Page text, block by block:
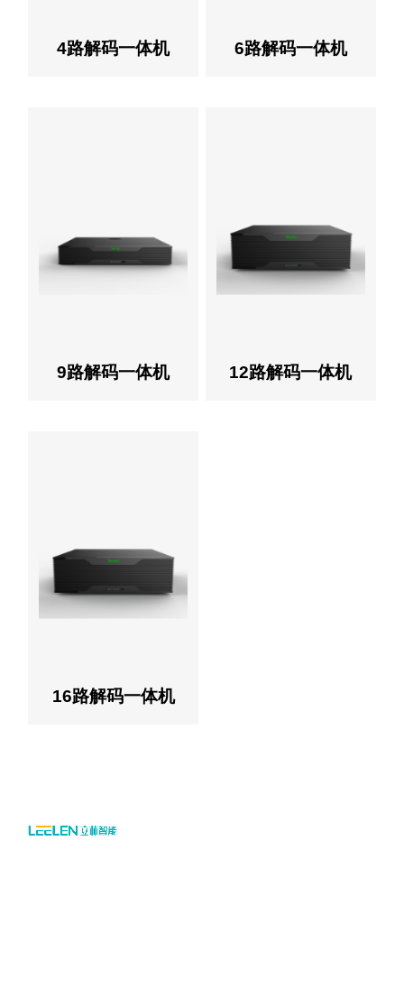
4路解码一体机 6路解码一体机
9路解码一体机 12路解码一体机
16路解码一体机